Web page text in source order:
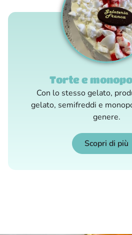
Torte e
Con lo stesso gelato,
gelato, semifreddi e
genere.
Scopri di più